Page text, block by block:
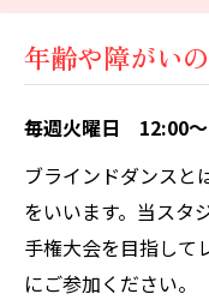
年齢や障がい
毎週火曜日 12:00
ブラインドダンスと
をいいます。当スタ
手権大会を目指して
にご参加ください。